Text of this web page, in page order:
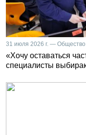
31 июля 2026 г. — Общество
«Хочу оставаться
специалисты